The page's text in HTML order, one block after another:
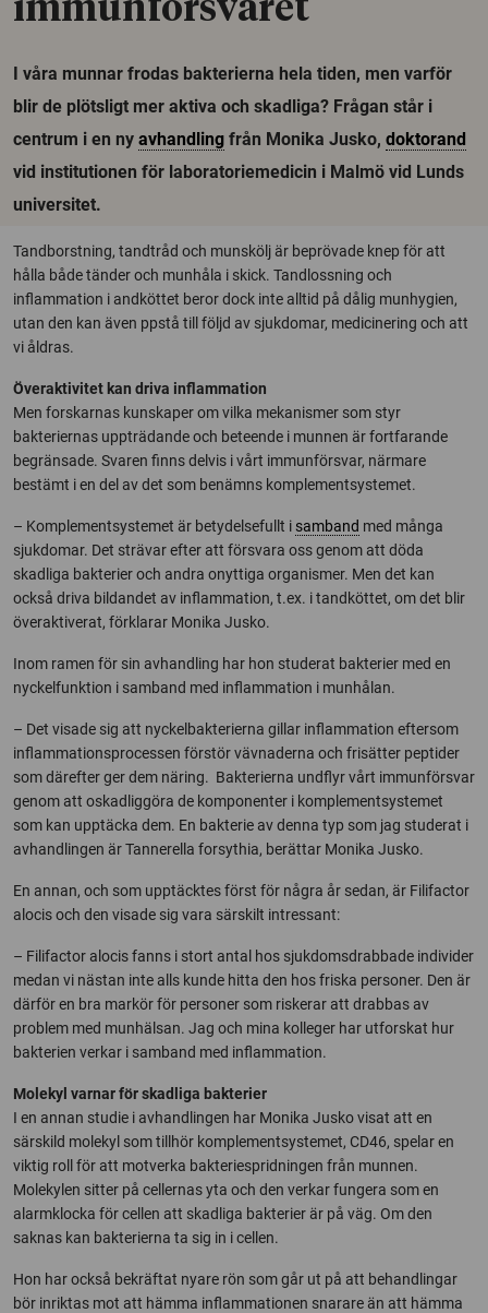
immunförsvaret
I våra munnar frodas bakterierna hela tiden, men varför
blir de plötsligt mer aktiva och skadliga? Frågan står i
centrum i en ny avhandling från Monika Jusko, doktorand
vid institutionen för laboratoriemedicin i Malmö vid Lunds
universitet.
Tandborstning, tandtråd och munskölj är beprövade knep för att
hålla både tänder och munhåla i skick. Tandlossning och
inflammation i andköttet beror dock inte alltid på dålig munhygien,
utan den kan även ppstå till följd av sjukdomar, medicinering och att
vi åldras.
Överaktivitet kan driva inflammation
Men forskarnas kunskaper om vilka mekanismer som styr
bakteriernas uppträdande och beteende i munnen är fortfarande
begränsade. Svaren finns delvis i vårt immunförsvar, närmare
bestämt i en del av det som benämns komplementsystemet.
– Komplementsystemet är betydelsefullt i samband med många
sjukdomar. Det strävar efter att försvara oss genom att döda
skadliga bakterier och andra onyttiga organismer. Men det kan
också driva bildandet av inflammation, t.ex. i tandköttet, om det blir
överaktiverat, förklarar Monika Jusko.
Inom ramen för sin avhandling har hon studerat bakterier med en
nyckelfunktion i samband med inflammation i munhålan.
– Det visade sig att nyckelbakterierna gillar inflammation eftersom
inflammationsprocessen förstör vävnaderna och frisätter peptider
som därefter ger dem näring. Bakterierna undflyr vårt immunförsvar
genom att oskadliggöra de komponenter i komplementsystemet
som kan upptäcka dem. En bakterie av denna typ som jag studerat i
avhandlingen är Tannerella forsythia, berättar Monika Jusko.
En annan, och som upptäcktes först för några år sedan, är Filifactor
alocis och den visade sig vara särskilt intressant:
– Filifactor alocis fanns i stort antal hos sjukdomsdrabbade individer
medan vi nästan inte alls kunde hitta den hos friska personer. Den är
därför en bra markör för personer som riskerar att drabbas av
problem med munhälsan. Jag och mina kolleger har utforskat hur
bakterien verkar i samband med inflammation.
Molekyl varnar för skadliga bakterier
I en annan studie i avhandlingen har Monika Jusko visat att en
särskild molekyl som tillhör komplementsystemet, CD46, spelar en
viktig roll för att motverka bakteriespridningen från munnen.
Molekylen sitter på cellernas yta och den verkar fungera som en
alarmklocka för cellen att skadliga bakterier är på väg. Om den
saknas kan bakterierna ta sig in i cellen.
Hon har också bekräftat nyare rön som går ut på att behandlingar
bör inriktas mot att hämma inflammationen snarare än att hämma